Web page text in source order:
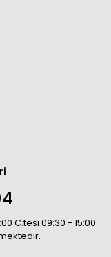
C.tesi 09:30 - 15:00